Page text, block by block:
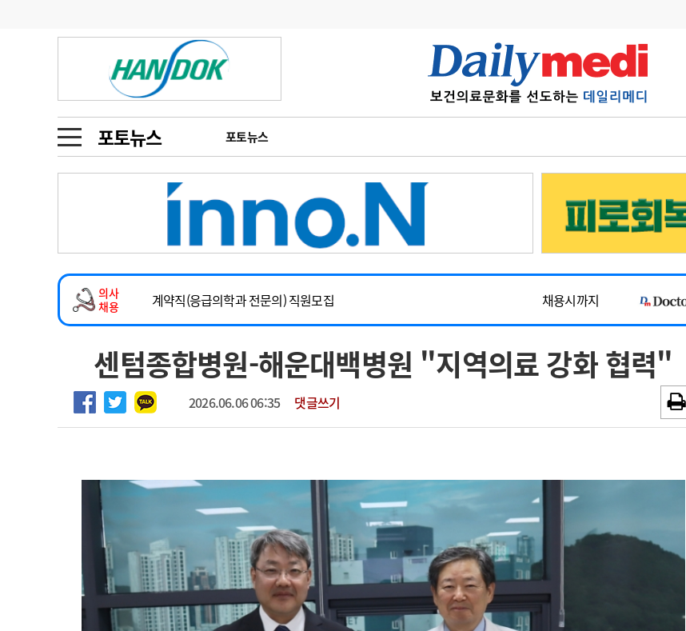
포토뉴스 포토뉴스
금주의 검색어
1
의사인력 수급 추계
3
AI의료
4
전공의 모집 결과
6
관리급여 실시
수련환경 개선
의과대학 입시
인사 사고
오피니언 수첩
인물 초대석
동영상뉴스
포토뉴스
메디 Hospital 지역병원 중소병원
인포메이션 행정처분 판례 정책/통계 공시
고객센터 회사소개 법적고지 광고안내
의사
채용
2026년 하반기 인턴 모집
~2026-08-31
마취통증의학과 임기제 임상의사 채용
채용시까지
계약직(응급의학과 전문의) 직원모집
채용시까지
하반기 전공의(레지던트1년차) 모집
~2026-08-15
2026년 하반기 인턴 모집
~2026-08-31
마취통증의학과 임기제 임상의사 채용
센텀종합병원-해운대백병원 "지역의료 강화 협력"
2026.06.06 06:35 댓글쓰기